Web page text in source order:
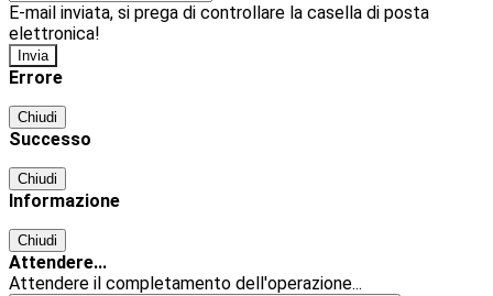
E-mail inviata, si prega di controllare la casella di posta
elettronica!
Errore
Chiudi
Successo
Chiudi
Informazione
Chiudi
Attendere...
Attendere il completamento dell'operazione...